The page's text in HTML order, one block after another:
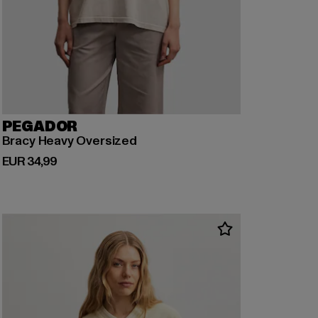
PEGADOR
Bracy Heavy Oversized
EUR 34,99
Derzeitiger Preis: EUR 34,99